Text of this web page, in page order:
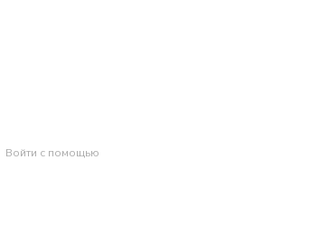
Войти с помощью